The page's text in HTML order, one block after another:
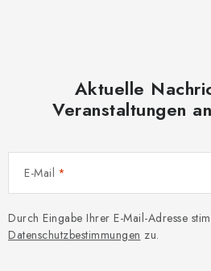
Aktuelle
Veranstaltungen
E-Mail
Durch Eingabe Ihrer E-Mail-Adresse
Datenschutzbestimmungen zu.